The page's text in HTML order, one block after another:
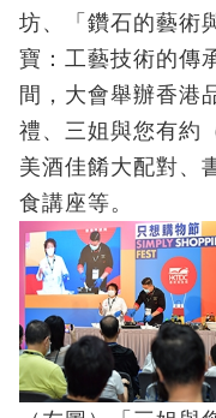
坊、「鑽石的藝術
寶：工藝技術的傳
間，大會舉辦香港
禮、三姐與您有約
美酒佳餚大配對、
食講座等。